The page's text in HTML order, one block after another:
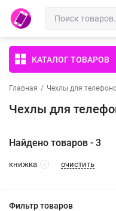
КАТАЛОГ ТОВАРОВ
Главная / Чехлы для
Чехлы для
Найдено товаров - 3
книжка очистить
Фильтр товаров